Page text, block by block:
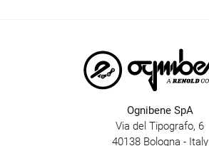
Ognibene SpA
Via del Tipografo, 6
40138 Bologna - Italy